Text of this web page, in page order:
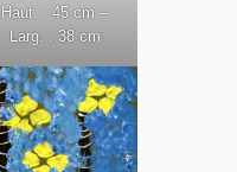
Haut. : 45 cm –
Larg. : 38 cm